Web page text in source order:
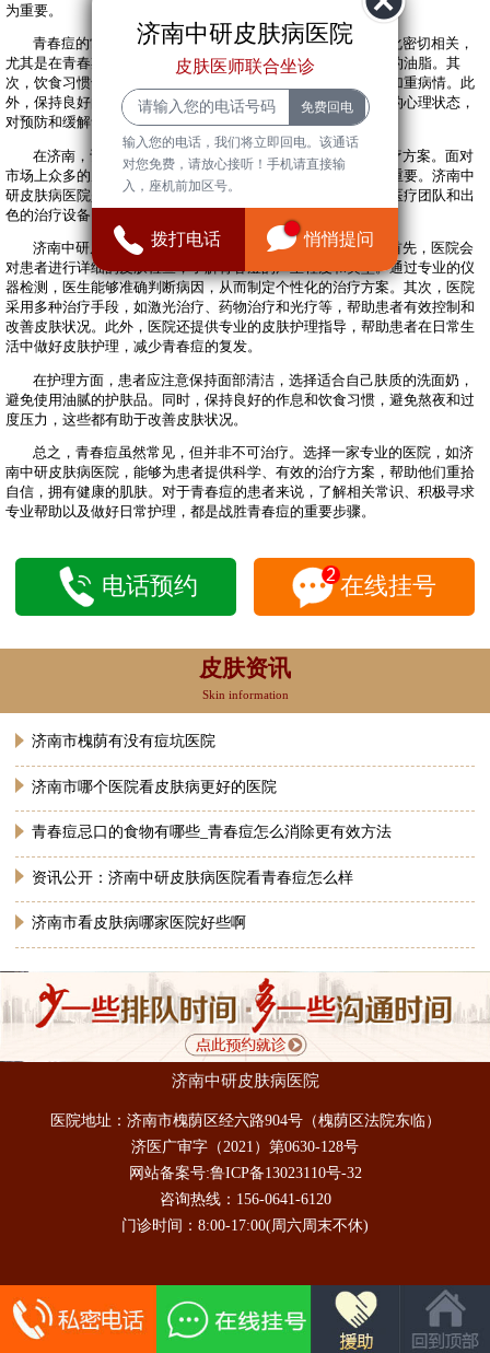
为重要。
青春痘的常识包括：首先，青春痘的发生与荷尔蒙水平变化密切相关，
尤其是在青春期，体内雄性激素的增加会刺激皮脂腺分泌更多的油脂。其
次，饮食习惯也会影响青春痘的发生，辛辣、油腻的食物可能加重病情。此
外，保持良好的生活习惯，如充足的睡眠、适度的运动和良好的心理状态，
对预防和缓解青春痘也有积极作用。
在济南，许多年轻人因青春痘而感到困扰，寻找有效的治疗方案。面对
市场上众多的皮肤病医院，选择一家专业、口碑好的医院至关重要。济南中
研皮肤病医院是一家专注于皮肤病治疗的医院，凭借其专业的医疗团队和出
色的治疗设备，赢得了众多患者的信赖。
济南中研皮肤病医院的治疗方案通常包括以下几个步骤：首先，医院会
对患者进行详细的皮肤检查，了解青春痘的严重程度和类型。通过专业的仪
器检测，医生能够准确判断病因，从而制定个性化的治疗方案。其次，医院
采用多种治疗手段，如激光治疗、药物治疗和光疗等，帮助患者有效控制和
改善皮肤状况。此外，医院还提供专业的皮肤护理指导，帮助患者在日常生
活中做好皮肤护理，减少青春痘的复发。
在护理方面，患者应注意保持面部清洁，选择适合自己肤质的洗面奶，
避免使用油腻的护肤品。同时，保持良好的作息和饮食习惯，避免熬夜和过
度压力，这些都有助于改善皮肤状况。
总之，青春痘虽然常见，但并非不可治疗。选择一家专业的医院，如济
南中研皮肤病医院，能够为患者提供科学、有效的治疗方案，帮助他们重拾
自信，拥有健康的肌肤。对于青春痘的患者来说，了解相关常识、积极寻求
专业帮助以及做好日常护理，都是战胜青春痘的重要步骤。
电话预约 在线挂号
皮肤资讯
Skin information
济南市槐荫有没有痘坑医院
济南市哪个医院看皮肤病更好的医院
青春痘忌口的食物有哪些_青春痘怎么消除更有效方法
资讯公开：济南中研皮肤病医院看青春痘怎么样
济南市看皮肤病哪家医院好些啊
济南中研皮肤病医院
医院地址： 济南市槐荫区经六路904号（槐荫区法院东临）
济医广审字（2021）第0630-128号
网站备案号:鲁ICP备13023110号-32
咨询热线： 156-0641-6120
门诊时间： 8:00-17:00(周六周末不休)
济南中研皮肤病医院
皮肤医师联合坐诊
输入您的电话，我们将立即回电。该通话
对您免费，请放心接听！手机请直接输
入，座机前加区号。
拨打电话 悄悄提问